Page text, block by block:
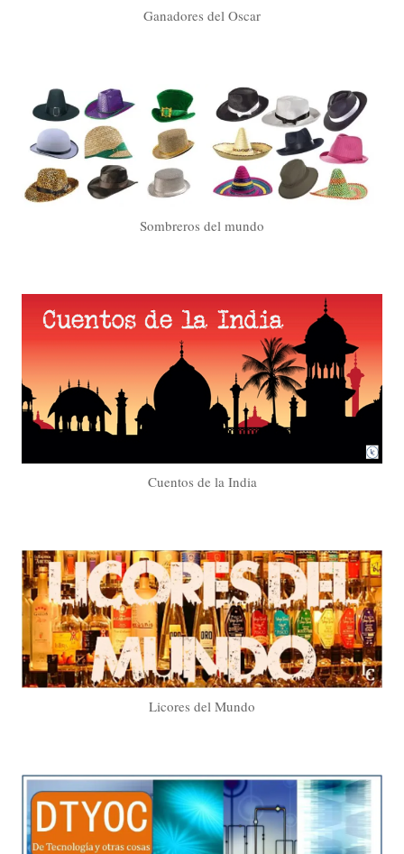
Ganadores del Oscar
Sombreros del mundo
Cuentos de la India
Licores del Mundo